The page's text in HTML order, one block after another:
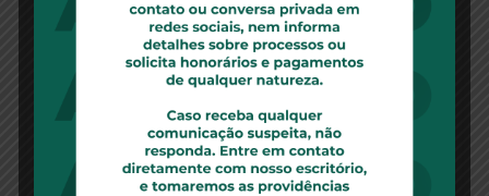
Juiz reduz em 30% valor de aluguel
comercial e troca IGP-M por IPCA –
09/12/2021
Em sede de tutela antecipada de urgência, a 4ª
Leia Mais